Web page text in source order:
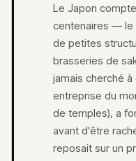
Le Japon
centenaires — le
de petites
brasseries de
jamais cherché à
entreprise du
de temples), a
avant d'être
reposait sur un